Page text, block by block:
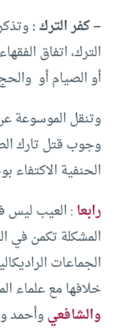
– كفر الترك :
الترك، اتفاق
أو الصيام أو
وتنقل الموسوعة
وجوب قتل تارك
الحنفية
رابعا: العيب ليس
المشكلة تكمن في
الجماعات
خلافها مع علماء
والشافعيوأحمد